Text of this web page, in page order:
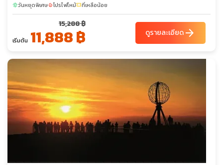
sunnyวันหยุดพิเศษlocal_fire_departmentโปรไฟไหม้confirmation_numberที่เหลือน้อย
เริ่มต้น
15,288 ฿
11,888 ฿ ดูรายละเอียดarrow_forward